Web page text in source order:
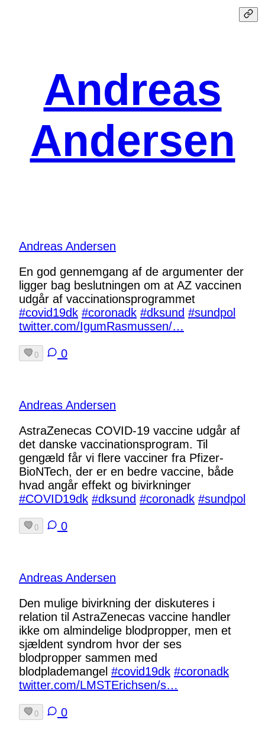
Andreas
Andersen
Andreas Andersen
En god gennemgang af de argumenter der
ligger bag beslutningen om at AZ vaccinen
udgår af vaccinationsprogrammet
#covid19dk #coronadk #dksund #sundpol
twitter.com/IgumRasmussen/…
0 0
Andreas Andersen
AstraZenecas COVID-19 vaccine udgår af
det danske vaccinationsprogram. Til
gengæld får vi flere vacciner fra Pfizer-
BioNTech, der er en bedre vaccine, både
hvad angår effekt og bivirkninger
#COVID19dk #dksund #coronadk #sundpol
0 0
Andreas Andersen
Den mulige bivirkning der diskuteres i
relation til AstraZenecas vaccine handler
ikke om almindelige blodpropper, men et
sjældent syndrom hvor der ses
blodpropper sammen med
blodplademangel #covid19dk #coronadk
twitter.com/LMSTErichsen/s…
0 0